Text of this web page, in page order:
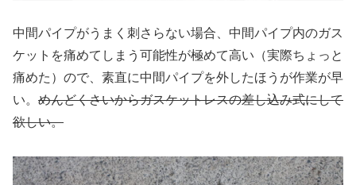
中間パイプがうまく刺さらない場合、中間パイプ内のガス
ケットを痛めてしまう可能性が極めて高い（実際ちょっと
痛めた）ので、素直に中間パイプを外したほうが作業が早
い。 めんどくさいからガスケットレスの差し込み式にして
欲しい。